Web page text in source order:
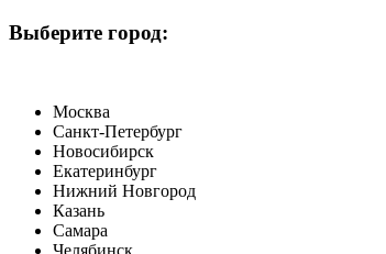
Выберите город:
Москва
Санкт-Петербург
Новосибирск
Екатеринбург
Нижний Новгород
Казань
Самара